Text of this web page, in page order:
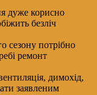
дуже корисно
безліч
сезону потрібно
ремонт
димохід,
заявленим